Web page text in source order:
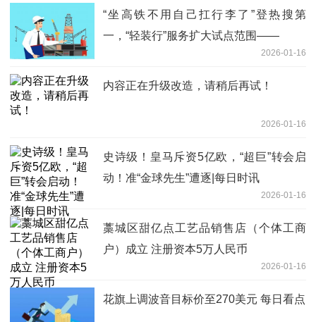
“坐高铁不用自己扛行李了”登热搜第
一，“轻装行”服务扩大试点范围——
2026-01-16
内容正在升级改造，请稍后再试！
2026-01-16
史诗级！皇马斥资5亿欧，“超巨”转会启
动！准“金球先生”遭逐|每日时讯
2026-01-16
藁城区甜亿点工艺品销售店（个体工商
户）成立 注册资本5万人民币
2026-01-16
花旗上调波音目标价至270美元 每日看点